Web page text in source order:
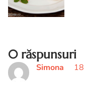
0 răspunsuri
Simona